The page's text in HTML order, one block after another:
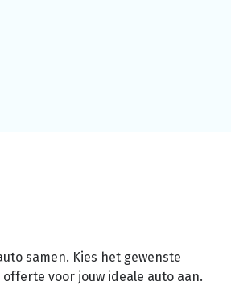
samen. Kies het gewenste
voor jouw ideale auto aan.